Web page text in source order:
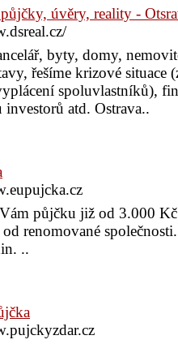
úvěry, reality -
byty, domy,
řešíme krizové situace
spoluvlastníků),
investorů atd. Ostrava..
půjčku již od 3.000
renomované
..